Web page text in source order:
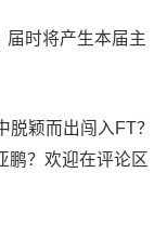
届时将产生本届主
颖而出闯入FT？
鹏？欢迎在评论区